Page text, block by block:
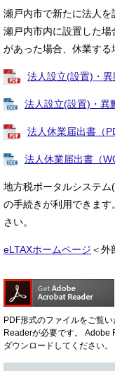
瀬戸内市で新たに法人
瀬戸内市内に設置した
があった場合、休業する
法人設立(設置)・異
法人設立(設置)・異
法人休業届出書（
法人休業届出書（
地方税ポータルシステ
の手続きが利用できま
さい。
eLTAXホームページ ＜外
PDF形式のファイルをご覧
Readerが必要です。
Adobe
ダウンロードしてください。